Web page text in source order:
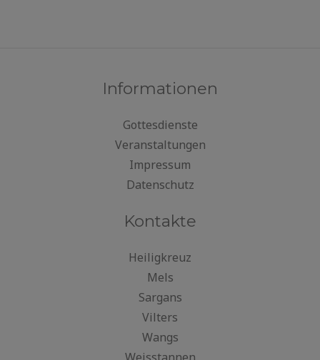
Informationen
Gottesdienste
Veranstaltungen
Impressum
Datenschutz
Kontakte
Heiligkreuz
Mels
Sargans
Vilters
Wangs